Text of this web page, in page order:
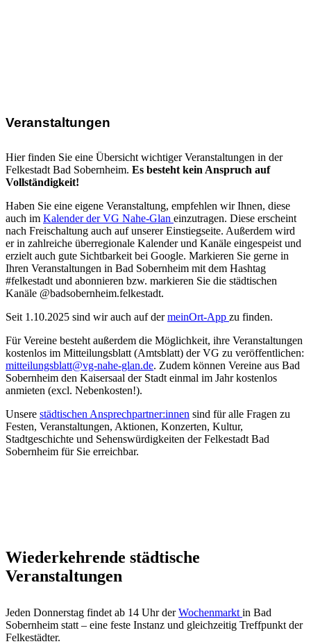
Veranstaltungen
Hier finden Sie eine Übersicht wichtiger Veranstaltungen in der
Felkestadt Bad Sobernheim. Es besteht kein Anspruch auf
Vollständigkeit!
Haben Sie eine eigene Veranstaltung, empfehlen wir Ihnen, diese
auch im Kalender der VG Nahe-Glan einzutragen. Diese erscheint
nach Freischaltung auch auf unserer Einstiegseite. Außerdem wird
er in zahlreiche überregionale Kalender und Kanäle eingespeist und
erzielt auch gute Sichtbarkeit bei Google. Markieren Sie gerne in
Ihren Veranstaltungen in Bad Sobernheim mit dem Hashtag
#felkestadt und abonnieren bzw. markieren Sie die städtischen
Kanäle @badsobernheim.felkestadt.
Seit 1.10.2025 sind wir auch auf dermeinOrt-App zu finden.
Für Vereine besteht außerdem die Möglichkeit, ihre Veranstaltungen
kostenlos im Mitteilungsblatt (Amtsblatt) der VG zu veröffentlichen:
mitteilungsblatt@vg-nahe-glan.de. Zudem können Vereine aus Bad
Sobernheim den Kaisersaal der Stadt einmal im Jahr kostenlos
anmieten (excl. Nebenkosten!).
Unsere städtischen Ansprechpartner:innen sind für alle Fragen zu
Festen, Veranstaltungen, Aktionen, Konzerten, Kultur,
Stadtgeschichte und Sehenswürdigkeiten der Felkestadt Bad
Sobernheim für Sie erreichbar.
Wiederkehrende städtische
Veranstaltungen
Jeden Donnerstag findet ab 14 Uhr derWochenmarkt in Bad
Sobernheim statt – eine feste Instanz und gleichzeitig Treffpunkt der
Felkestädter.